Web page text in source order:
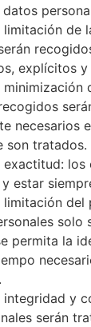
limitación de
explícitos
minimización
necesarios
son tratados.
exactitud: los
estar
limitación del
solo
permita la
integridad y
serán